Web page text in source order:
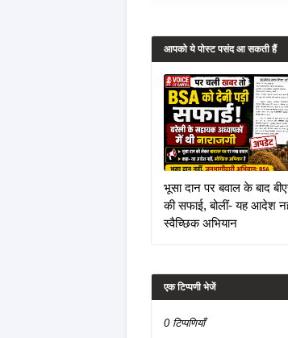
आपको ये पोस्ट पसंद आ सकती हैं
भूसा दान पर बवाल के बाद
की सफाई, बोलीं- यह आदेश
स्वैच्छिक अभियान
एक टिप्पणी भेजें
0 टिप्पणियाँ